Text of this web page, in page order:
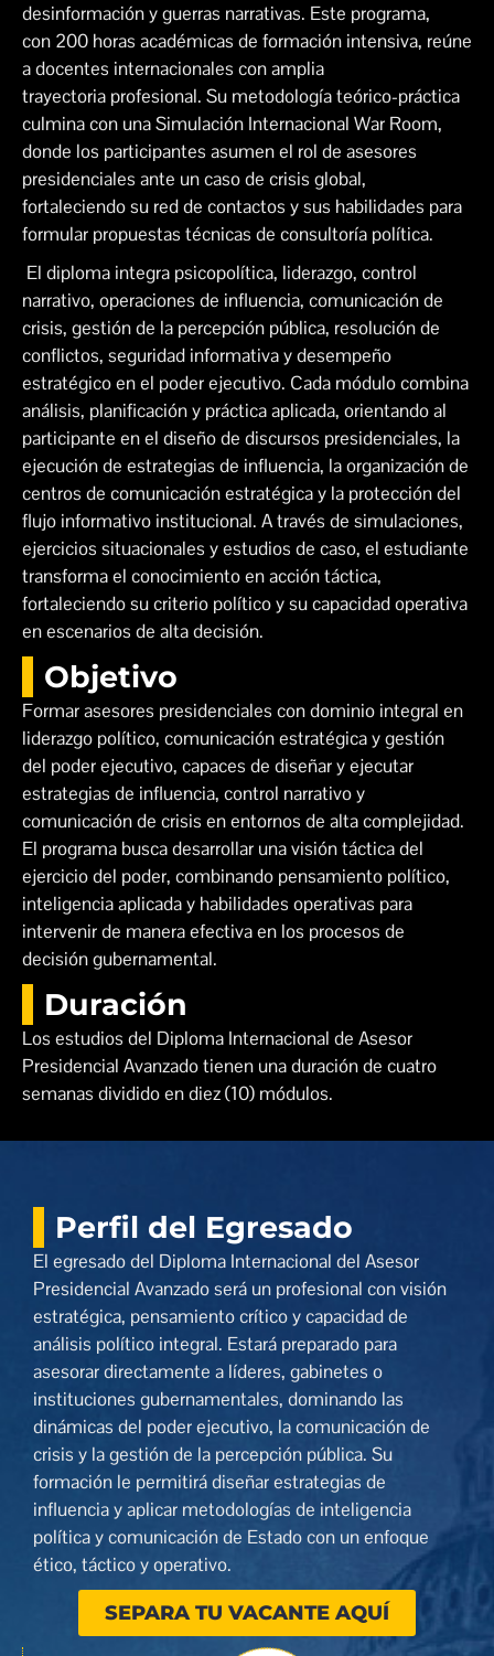
desinformación y guerras narrativas. Este programa,
con 200 horas académicas de formación intensiva, reúne
a docentes internacionales con amplia
trayectoria profesional. Su metodología teórico-práctica
culmina con una Simulación Internacional War Room,
donde los participantes asumen el rol de asesores
presidenciales ante un caso de crisis global,
fortaleciendo su red de contactos y sus habilidades para
formular propuestas técnicas de consultoría política.
El diploma integra psicopolítica, liderazgo, control
narrativo, operaciones de influencia, comunicación de
crisis, gestión de la percepción pública, resolución de
conflictos, seguridad informativa y desempeño
estratégico en el poder ejecutivo. Cada módulo combina
análisis, planificación y práctica aplicada, orientando al
participante en el diseño de discursos presidenciales, la
ejecución de estrategias de influencia, la organización de
centros de comunicación estratégica y la protección del
flujo informativo institucional. A través de simulaciones,
ejercicios situacionales y estudios de caso, el estudiante
transforma el conocimiento en acción táctica,
fortaleciendo su criterio político y su capacidad operativa
en escenarios de alta decisión.
Objetivo
Formar asesores presidenciales con dominio integral en
liderazgo político, comunicación estratégica y gestión
del poder ejecutivo, capaces de diseñar y ejecutar
estrategias de influencia, control narrativo y
comunicación de crisis en entornos de alta complejidad.
El programa busca desarrollar una visión táctica del
ejercicio del poder, combinando pensamiento político,
inteligencia aplicada y habilidades operativas para
intervenir de manera efectiva en los procesos de
decisión gubernamental.
Duración
Los estudios del Diploma Internacional de Asesor
Presidencial Avanzado tienen una duración de cuatro
semanas dividido en diez (10) módulos.
Perfil del Egresado
El egresado del Diploma Internacional del Asesor
Presidencial Avanzado será un profesional con visión
estratégica, pensamiento crítico y capacidad de
análisis político integral. Estará preparado para
asesorar directamente a líderes, gabinetes o
instituciones gubernamentales, dominando las
dinámicas del poder ejecutivo, la comunicación de
crisis y la gestión de la percepción pública. Su
formación le permitirá diseñar estrategias de
influencia y aplicar metodologías de inteligencia
política y comunicación de Estado con un enfoque
ético, táctico y operativo.
SEPARA TU VACANTE AQUÍ